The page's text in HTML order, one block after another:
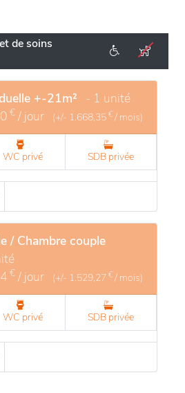
de soins
+-21m² - 1 unité
€ / jour (+/- 1.668,35 € / mois)
WC privé SDB privée
/ Chambre couple
€ / jour (+/- 1.529,27 € / mois)
WC privé SDB privée